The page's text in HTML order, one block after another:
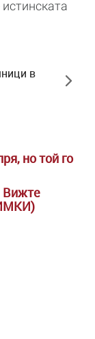
в
но той го
Вижте